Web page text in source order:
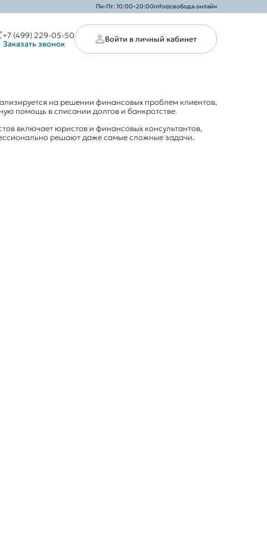
Пн-Пт: 10:00–20:00info@свобода.онлайн
+7 (499) 229-05-50
Заказать звонок
Войти в личный кабинет
на решении финансовых проблем клиентов,
помощь в списании долгов и банкротстве.
включает юристов и финансовых консультантов,
решают даже самые сложные задачи.